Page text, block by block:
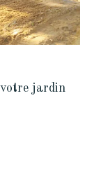
votre jardin